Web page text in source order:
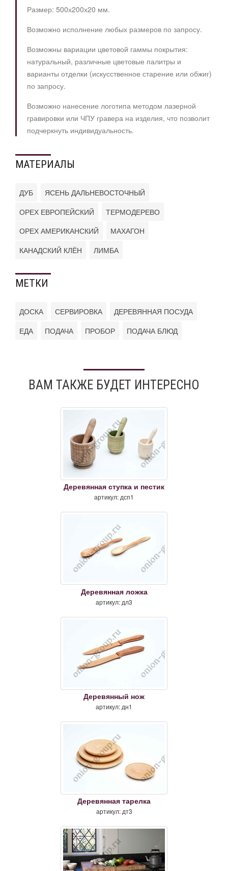
Размер: 500х200х20 мм.
Возможно исполнение любых размеров по запросу.
Возможны вариации цветовой гаммы покрытия:
натуральный, различные цветовые палитры и
варианты отделки (искусственное старение или обжиг)
по запросу.
Возможно нанесение логотипа методом лазерной
гравировки или ЧПУ гравера на изделия, что позволит
подчеркнуть индивидуальность.
МАТЕРИАЛЫ
ДУБ
ЯСЕНЬ ДАЛЬНЕВОСТОЧНЫЙ
ОРЕХ ЕВРОПЕЙСКИЙ
ТЕРМОДЕРЕВО
ОРЕХ АМЕРИКАНСКИЙ
МАХАГОН
КАНАДСКИЙ КЛЁН
ЛИМБА
МЕТКИ
ДОСКА СЕРВИРОВКА
ДЕРЕВЯННАЯ ПОСУДА
ЕДА
ПОДАЧА ПРОБОР ПОДАЧА БЛЮД
ВАМ ТАКЖЕ БУДЕТ ИНТЕРЕСНО
Деревянная ступка и пестик
артикул: дсп1
Деревянная ложка
артикул: дл3
Деревянный нож
артикул: дн1
Деревянная тарелка
артикул: дт3